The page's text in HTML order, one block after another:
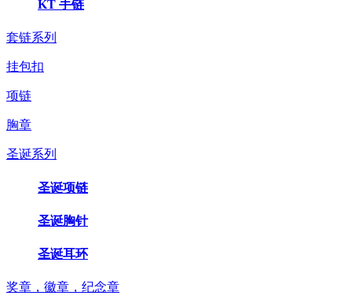
KT 手链
套链系列
挂包扣
项链
胸章
圣诞系列
圣诞项链
圣诞胸针
圣诞耳环
奖章，徽章，纪念章